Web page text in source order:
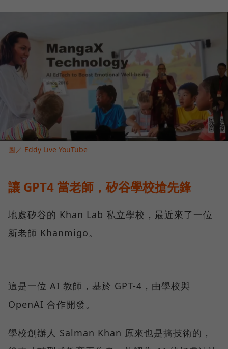
圖／ Eddy Live YouTube
讓 GPT4 當老師，矽谷學校搶先鋒
地處矽谷的 Khan Lab 私立學校，最近來了一位
新老師 Khanmigo。
這是一位 AI 教師，基於 GPT-4，由學校與
OpenAI 合作開發。
學校創辦人 Salman Khan 原來也是搞技術的，